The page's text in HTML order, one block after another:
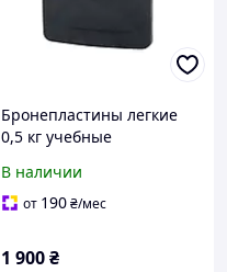
Бронепластины легкие
0,5 кг учебные
бронежилета пластины
для плитоноски
комплект (2 штуки)
В наличии
от 190₴/мес
1 900₴